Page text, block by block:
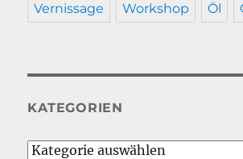
Vernissage Workshop Öl
KATEGORIEN
Kategorien